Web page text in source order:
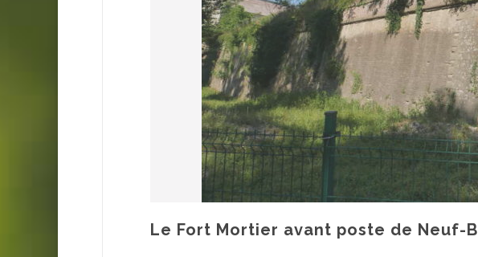
Le Fort Mortier avant poste de Neuf-